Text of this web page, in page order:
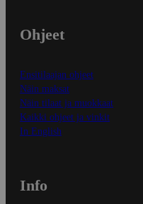
Ohjeet
Ensitilaajan ohjeet
Näin maksat
Näin tilaat ja muokkaat
Kaikki ohjeet ja vinkit
In English
Info